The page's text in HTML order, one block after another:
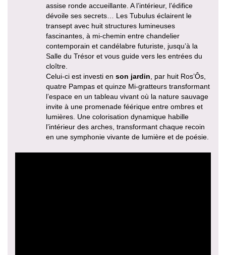
assise ronde accueillante. A l’intérieur, l’édifice
dévoile ses secrets… Les Tubulus éclairent le
transept avec huit structures lumineuses
fascinantes, à mi-chemin entre chandelier
contemporain et candélabre futuriste, jusqu’à la
Salle du Trésor et vous guide vers les entrées du
cloître.
Celui-ci est investi en son jardin , par huit Ros’Ôs,
quatre Pampas et quinze Mi-gratteurs transformant
l’espace en un tableau vivant où la nature sauvage
invite à une promenade féérique entre ombres et
lumières. Une colorisation dynamique habille
l’intérieur des arches, transformant chaque recoin
en une symphonie vivante de lumière et de poésie.